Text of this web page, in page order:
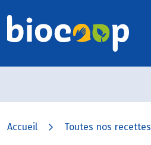
Accueil Toutes nos recettes